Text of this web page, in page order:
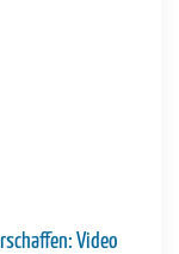
Video